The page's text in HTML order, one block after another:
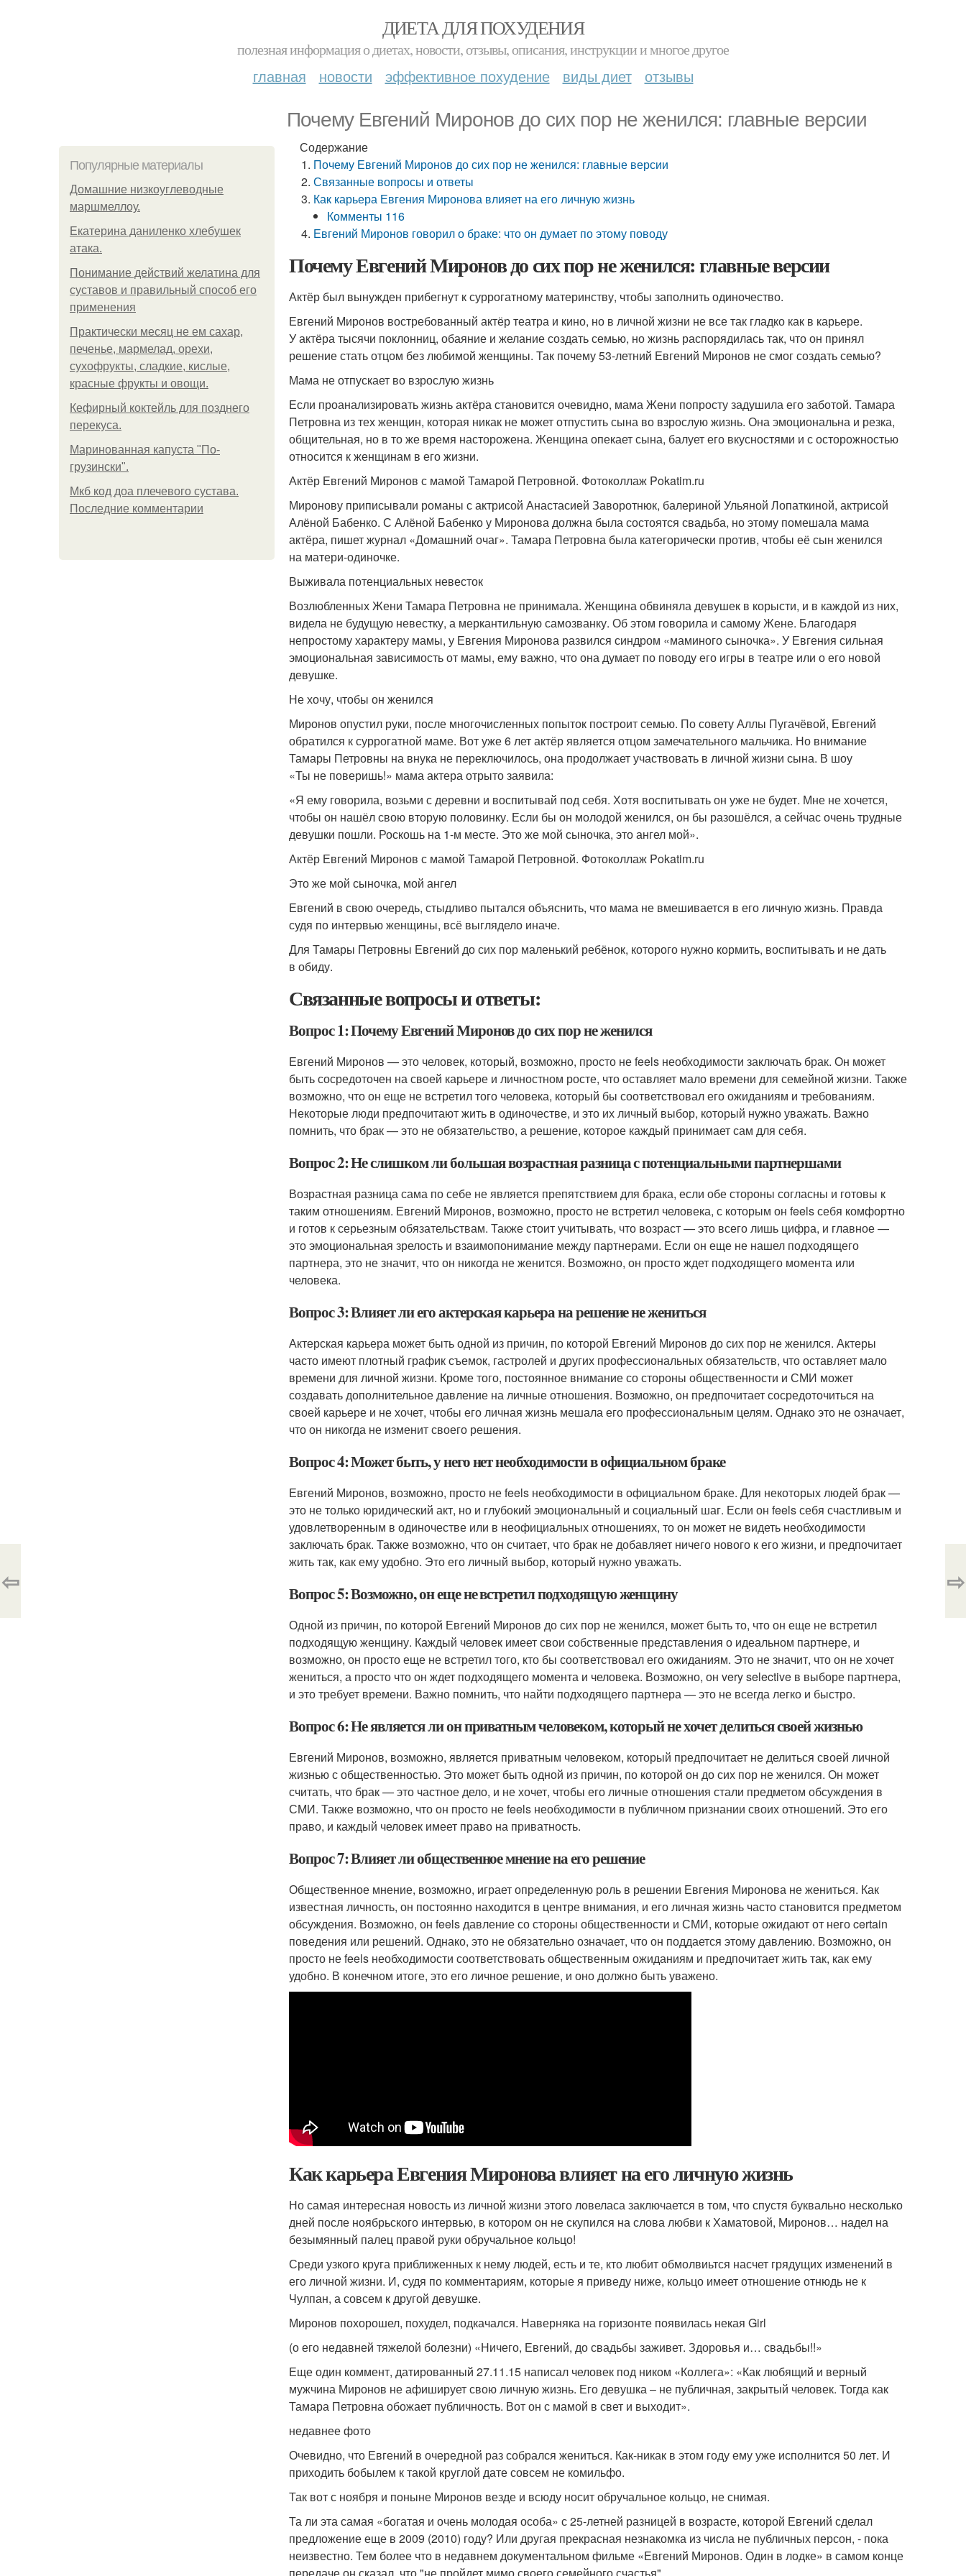
ДИЕТА ДЛЯ ПОХУДЕНИЯ
полезная информация о диетах, новости, отзывы, описания, инструкции и многое другое
главная новости эффективное похудение виды диет отзывы
Почему Евгений Миронов до сих пор не женился: главные версии
Популярные материалы
Домашние низкоуглеводные
маршмеллоу.
Екатерина даниленко хлебушек
атака.
Понимание действий желатина для
суставов и правильный способ его
применения
Практически месяц не ем сахар,
печенье, мармелад, орехи,
сухофрукты, сладкие, кислые,
красные фрукты и овощи.
Кефирный коктейль для позднего
перекуса.
Маринованная капуста "По-
грузински".
Мкб код доа плечевого сустава.
Последние комментарии
Содержание
Почему Евгений Миронов до сих пор не женился: главные версии
Связанные вопросы и ответы
Как карьера Евгения Миронова влияет на его личную жизнь
Комменты 116
Евгений Миронов говорил о браке: что он думает по этому поводу
Почему Евгений Миронов до сих пор не женился: главные версии
Актёр был вынужден прибегнут к суррогатному материнству, чтобы заполнить одиночество.
Евгений Миронов востребованный актёр театра и кино, но в личной жизни не все так гладко как в карьере.
У актёра тысячи поклонниц, обаяние и желание создать семью, но жизнь распорядилась так, что он принял
решение стать отцом без любимой женщины. Так почему 53-летний Евгений Миронов не смог создать семью?
Мама не отпускает во взрослую жизнь
Если проанализировать жизнь актёра становится очевидно, мама Жени попросту задушила его заботой. Тамара
Петровна из тех женщин, которая никак не может отпустить сына во взрослую жизнь. Она эмоциональна и резка,
общительная, но в то же время насторожена. Женщина опекает сына, балует его вкусностями и с осторожностью
относится к женщинам в его жизни.
Актёр Евгений Миронов с мамой Тамарой Петровной. Фотоколлаж Pokatim.ru
Миронову приписывали романы с актрисой Анастасией Заворотнюк, балериной Ульяной Лопаткиной, актрисой
Алёной Бабенко. С Алёной Бабенко у Миронова должна была состоятся свадьба, но этому помешала мама
актёра, пишет журнал «Домашний очаг». Тамара Петровна была категорически против, чтобы её сын женился
на матери-одиночке.
Выживала потенциальных невесток
Возлюбленных Жени Тамара Петровна не принимала. Женщина обвиняла девушек в корысти, и в каждой из них,
видела не будущую невестку, а меркантильную самозванку. Об этом говорила и самому Жене. Благодаря
непростому характеру мамы, у Евгения Миронова развился синдром «маминого сыночка». У Евгения сильная
эмоциональная зависимость от мамы, ему важно, что она думает по поводу его игры в театре или о его новой
девушке.
Не хочу, чтобы он женился
Миронов опустил руки, после многочисленных попыток построит семью. По совету Аллы Пугачёвой, Евгений
обратился к суррогатной маме. Вот уже 6 лет актёр является отцом замечательного мальчика. Но внимание
Тамары Петровны на внука не переключилось, она продолжает участвовать в личной жизни сына. В шоу
«Ты не поверишь!» мама актера отрыто заявила:
«Я ему говорила, возьми с деревни и воспитывай под себя. Хотя воспитывать он уже не будет. Мне не хочется,
чтобы он нашёл свою вторую половинку. Если бы он молодой женился, он бы разошёлся, а сейчас очень трудные
девушки пошли. Роскошь на 1-м месте. Это же мой сыночка, это ангел мой».
Актёр Евгений Миронов с мамой Тамарой Петровной. Фотоколлаж Pokatim.ru
Это же мой сыночка, мой ангел
Евгений в свою очередь, стыдливо пытался объяснить, что мама не вмешивается в его личную жизнь. Правда
судя по интервью женщины, всё выглядело иначе.
Для Тамары Петровны Евгений до сих пор маленький ребёнок, которого нужно кормить, воспитывать и не дать
в обиду.
Связанные вопросы и ответы:
Вопрос 1: Почему Евгений Миронов до сих пор не женился
Евгений Миронов — это человек, который, возможно, просто не feels необходимости заключать брак. Он может
быть сосредоточен на своей карьере и личностном росте, что оставляет мало времени для семейной жизни. Также
возможно, что он еще не встретил того человека, который бы соответствовал его ожиданиям и требованиям.
Некоторые люди предпочитают жить в одиночестве, и это их личный выбор, который нужно уважать. Важно
помнить, что брак — это не обязательство, а решение, которое каждый принимает сам для себя.
Вопрос 2: Не слишком ли большая возрастная разница с потенциальными партнершами
Возрастная разница сама по себе не является препятствием для брака, если обе стороны согласны и готовы к
таким отношениям. Евгений Миронов, возможно, просто не встретил человека, с которым он feels себя комфортно
и готов к серьезным обязательствам. Также стоит учитывать, что возраст — это всего лишь цифра, и главное —
это эмоциональная зрелость и взаимопонимание между партнерами. Если он еще не нашел подходящего
партнера, это не значит, что он никогда не женится. Возможно, он просто ждет подходящего момента или
человека.
Вопрос 3: Влияет ли его актерская карьера на решение не жениться
Актерская карьера может быть одной из причин, по которой Евгений Миронов до сих пор не женился. Актеры
часто имеют плотный график съемок, гастролей и других профессиональных обязательств, что оставляет мало
времени для личной жизни. Кроме того, постоянное внимание со стороны общественности и СМИ может
создавать дополнительное давление на личные отношения. Возможно, он предпочитает сосредоточиться на
своей карьере и не хочет, чтобы его личная жизнь мешала его профессиональным целям. Однако это не означает,
что он никогда не изменит своего решения.
Вопрос 4: Может быть, у него нет необходимости в официальном браке
Евгений Миронов, возможно, просто не feels необходимости в официальном браке. Для некоторых людей брак —
это не только юридический акт, но и глубокий эмоциональный и социальный шаг. Если он feels себя счастливым и
удовлетворенным в одиночестве или в неофициальных отношениях, то он может не видеть необходимости
заключать брак. Также возможно, что он считает, что брак не добавляет ничего нового к его жизни, и предпочитает
жить так, как ему удобно. Это его личный выбор, который нужно уважать.
Вопрос 5: Возможно, он еще не встретил подходящую женщину
Одной из причин, по которой Евгений Миронов до сих пор не женился, может быть то, что он еще не встретил
подходящую женщину. Каждый человек имеет свои собственные представления о идеальном партнере, и
возможно, он просто еще не встретил того, кто бы соответствовал его ожиданиям. Это не значит, что он не хочет
жениться, а просто что он ждет подходящего момента и человека. Возможно, он very selective в выборе партнера,
и это требует времени. Важно помнить, что найти подходящего партнера — это не всегда легко и быстро.
Вопрос 6: Не является ли он приватным человеком, который не хочет делиться своей жизнью
Евгений Миронов, возможно, является приватным человеком, который предпочитает не делиться своей личной
жизнью с общественностью. Это может быть одной из причин, по которой он до сих пор не женился. Он может
считать, что брак — это частное дело, и не хочет, чтобы его личные отношения стали предметом обсуждения в
СМИ. Также возможно, что он просто не feels необходимости в публичном признании своих отношений. Это его
право, и каждый человек имеет право на приватность.
Вопрос 7: Влияет ли общественное мнение на его решение
Общественное мнение, возможно, играет определенную роль в решении Евгения Миронова не жениться. Как
известная личность, он постоянно находится в центре внимания, и его личная жизнь часто становится предметом
обсуждения. Возможно, он feels давление со стороны общественности и СМИ, которые ожидают от него certain
поведения или решений. Однако, это не обязательно означает, что он поддается этому давлению. Возможно, он
просто не feels необходимости соответствовать общественным ожиданиям и предпочитает жить так, как ему
удобно. В конечном итоге, это его личное решение, и оно должно быть уважено.
Как карьера Евгения Миронова влияет на его личную жизнь
Но самая интересная новость из личной жизни этого ловеласа заключается в том, что спустя буквально несколько
дней после ноябрьского интервью, в котором он не скупился на слова любви к Хаматовой, Миронов… надел на
безымянный палец правой руки обручальное кольцо!
Среди узкого круга приближенных к нему людей, есть и те, кто любит обмолвиьтся насчет грядущих изменений в
его личной жизни. И, судя по комментариям, которые я приведу ниже, кольцо имеет отношение отнюдь не к
Чулпан, а совсем к другой девушке.
Миронов похорошел, похудел, подкачался. Наверняка на горизонте появилась некая Girl
(о его недавней тяжелой болезни) «Ничего, Евгений, до свадьбы заживет. Здоровья и… свадьбы!!»
Еще один коммент, датированный 27.11.15 написал человек под ником «Коллега»: «Как любящий и верный
мужчина Миронов не афиширует свою личную жизнь. Его девушка – не публичная, закрытый человек. Тогда как
Тамара Петровна обожает публичность. Вот он с мамой в свет и выходит».
недавнее фото
Очевидно, что Евгений в очередной раз собрался жениться. Как-никак в этом году ему уже исполнится 50 лет. И
приходить бобылем к такой круглой дате совсем не комильфо.
Так вот с ноября и поныне Миронов везде и всюду носит обручальное кольцо, не снимая.
Та ли эта самая «богатая и очень молодая особа» с 25-летней разницей в возрасте, которой Евгений сделал
предложение еще в 2009 (2010) году? Или другая прекрасная незнакомка из числа не публичных персон, - пока
неизвестно. Тем более что в недавнем документальном фильме «Евгений Миронов. Один в лодке» в самом конце
⇦ ⇨